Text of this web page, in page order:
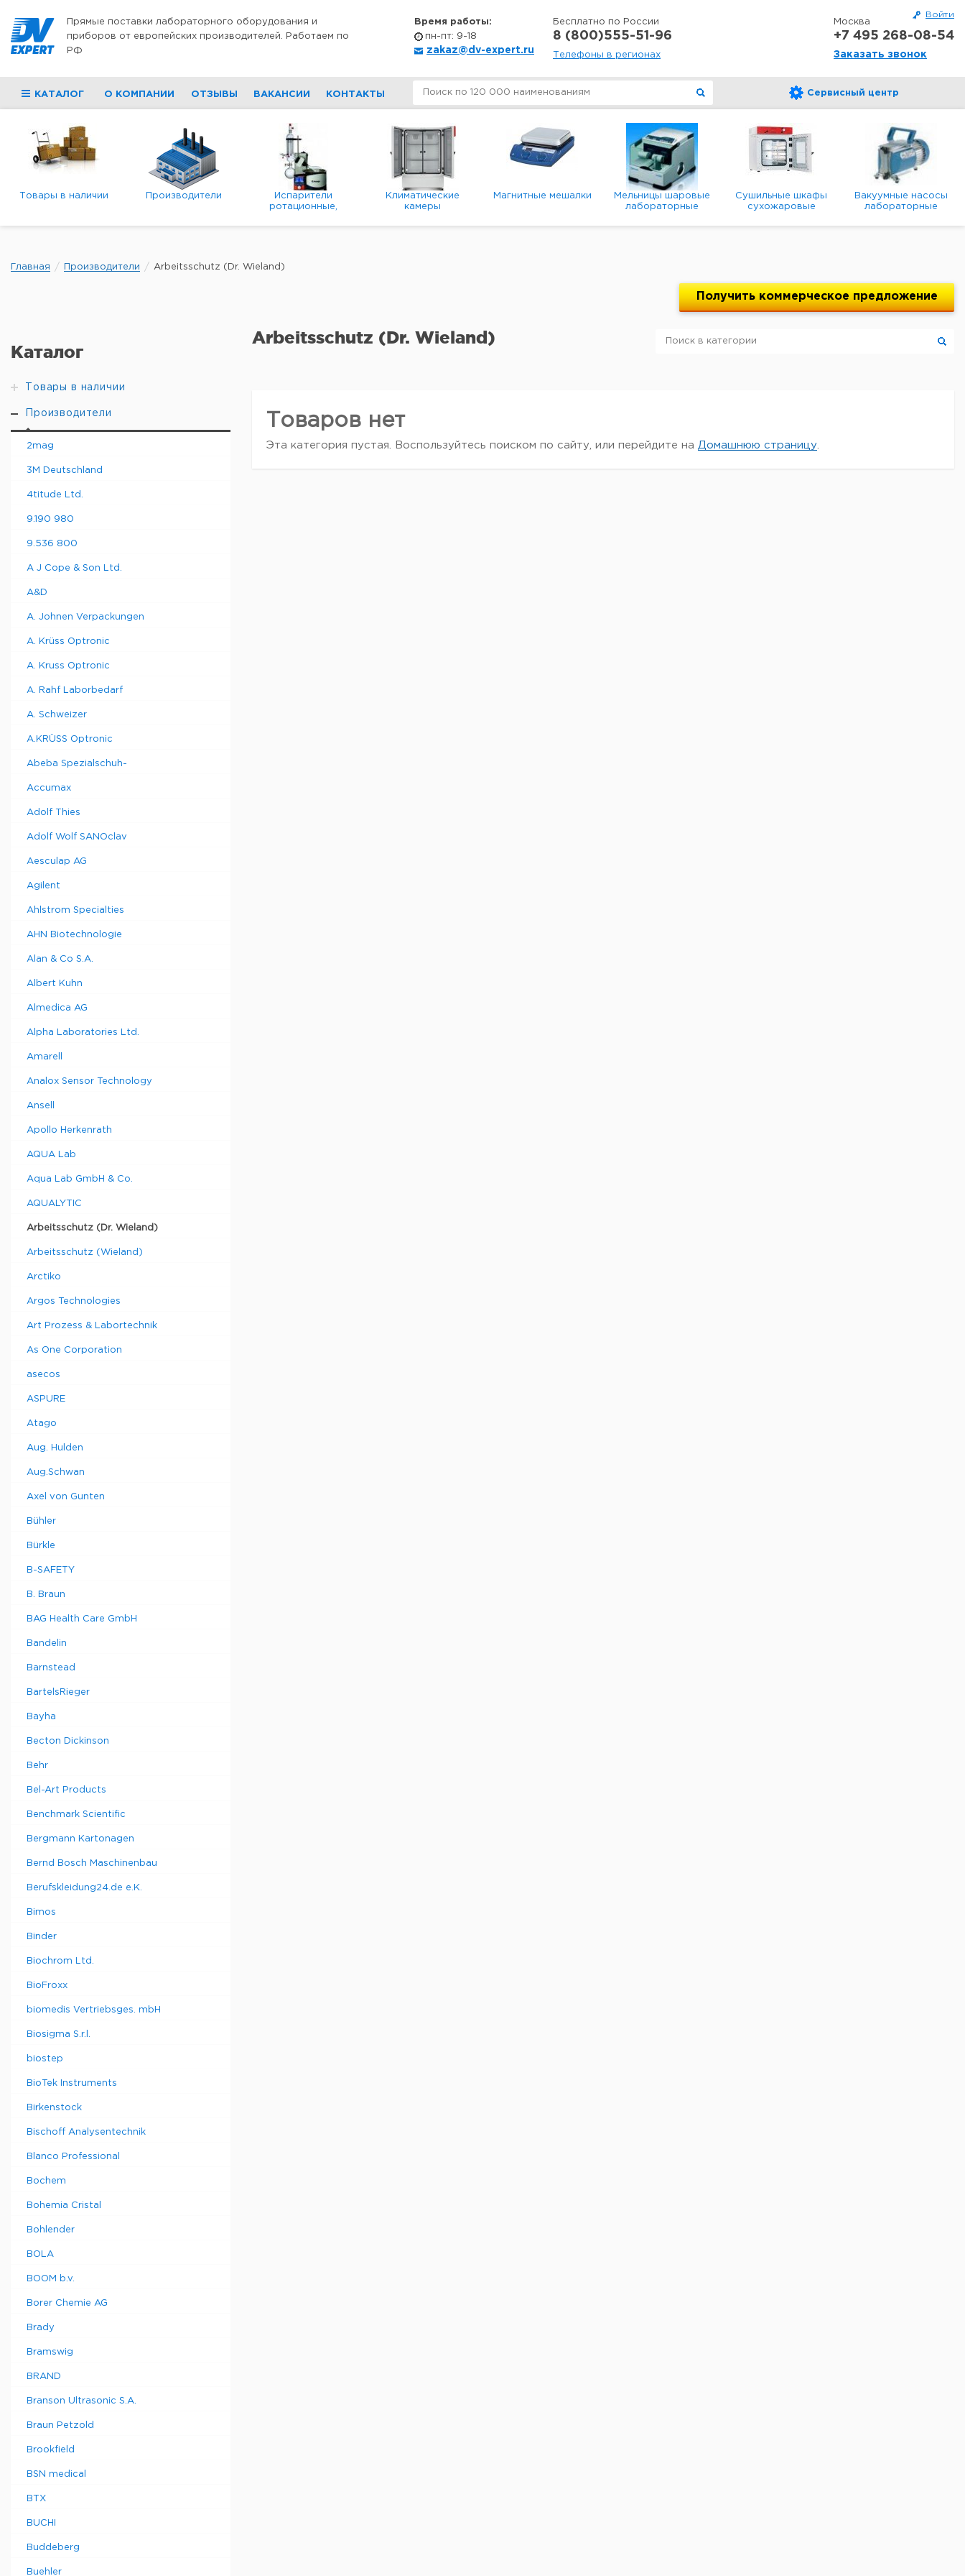
Войти
Прямые поставки лабораторного оборудования и
приборов от европейских производителей. Работаем по
РФ
Время работы:
пн-пт: 9-18
zakaz@dv-expert.ru
Бесплатно по России
8 (800)555-51-96
Телефоны в регионах
Москва
+7 495 268-08-54
Заказать звонок
КАТАЛОГ О КОМПАНИИ ОТЗЫВЫ ВАКАНСИИ КОНТАКТЫ Сервисный центр
Товары в наличии Производители
Испарители
ротационные,
вакуумные
Климатические
камеры
Магнитные мешалки
Мельницы шаровые
лабораторные
Сушильные шкафы
сухожаровые
Вакуумные насосы
лабораторные
мембранные
Главная Производители Arbeitsschutz (Dr. Wieland)
Получить коммерческое предложение
Каталог
Товары в наличии
Производители
2mag
3M Deutschland
4titude Ltd.
9.190 980
9.536 800
A J Cope & Son Ltd.
A&D
A. Johnen Verpackungen
A. Krüss Optronic
A. Kruss Optronic
A. Rahf Laborbedarf
A. Schweizer
A.KRÜSS Optronic
Abeba Spezialschuh-
Accumax
Adolf Thies
Adolf Wolf SANOclav
Aesculap AG
Agilent
Ahlstrom Specialties
AHN Biotechnologie
Alan & Co S.A.
Albert Kuhn
Almedica AG
Alpha Laboratories Ltd.
Amarell
Analox Sensor Technology
Ansell
Apollo Herkenrath
AQUA Lab
Aqua Lab GmbH & Co.
AQUALYTIC
Arbeitsschutz (Dr. Wieland)
Arbeitsschutz (Wieland)
Arctiko
Argos Technologies
Art Prozess & Labortechnik
As One Corporation
asecos
ASPURE
Atago
Aug. Hulden
Aug.Schwan
Axel von Gunten
Bühler
Bürkle
B-SAFETY
B. Braun
BAG Health Care GmbH
Bandelin
Barnstead
BartelsRieger
Bayha
Becton Dickinson
Behr
Bel-Art Products
Benchmark Scientific
Bergmann Kartonagen
Bernd Bosch Maschinenbau
Berufskleidung24.de e.K.
Bimos
Binder
Biochrom Ltd.
BioFroxx
biomedis Vertriebsges. mbH
Biosigma S.r.l.
biostep
BioTek Instruments
Birkenstock
Bischoff Analysentechnik
Blanco Professional
Bochem
Bohemia Cristal
Bohlender
BOLA
BOOM b.v.
Borer Chemie AG
Brady
Bramswig
BRAND
Branson Ultrasonic S.A.
Braun Petzold
Brookfield
BSN medical
BTX
BUCHI
Buddeberg
Buehler
Arbeitsschutz (Dr. Wieland)
Товаров нет
Эта категория пустая. Воспользуйтесь поиском по сайту, или перейдите на Домашнюю страницу